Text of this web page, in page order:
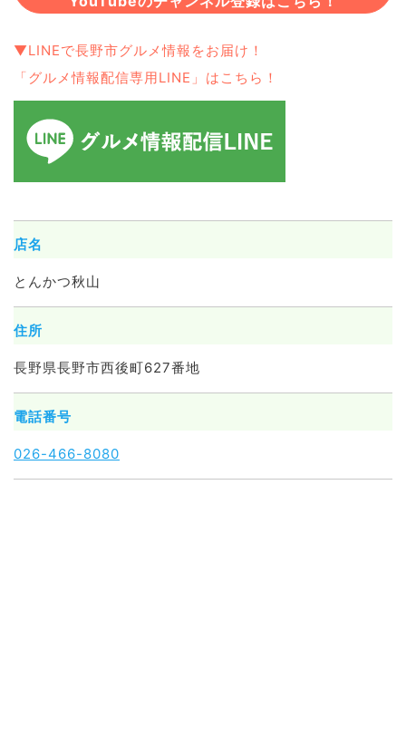
▼LINEで長野市グルメ情報をお届け！
「グルメ情報配信専用LINE」はこちら！
店名
とんかつ秋山
住所
長野県長野市西後町627番地
電話番号
026-466-8080